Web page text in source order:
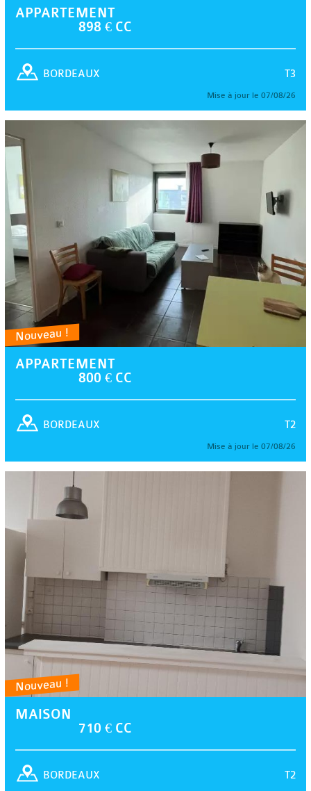
APPARTEMENT
898 € CC
T3
BORDEAUX
Mise à jour le 07/08/26
Nouveau !
APPARTEMENT
800 € CC
T2
BORDEAUX
Mise à jour le 07/08/26
Nouveau !
MAISON
710 € CC
T2
BORDEAUX